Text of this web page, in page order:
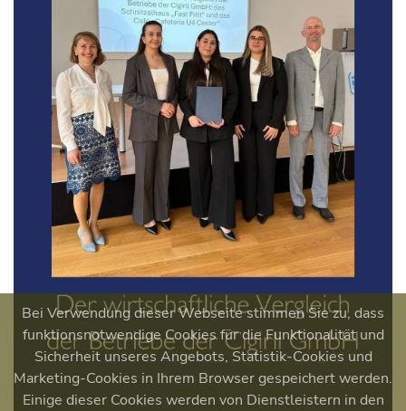
Bei Verwendung dieser Webseite stimmen Sie zu, dass
funktionsnotwendige Cookies für die Funktionalität und
Sicherheit unseres Angebots, Statistik-Cookies und
Marketing-Cookies in Ihrem Browser gespeichert werden.
Einige dieser Cookies werden von Dienstleistern in den